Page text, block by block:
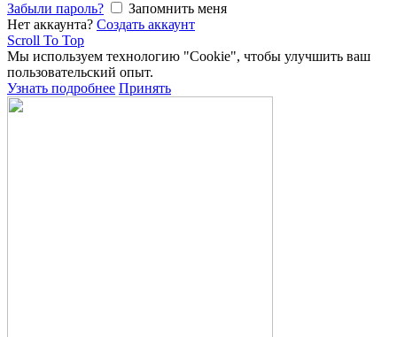
Забыли пароль?
Запомнить меня
Нет аккаунта? Создать аккаунт
Scroll To Top
Мы используем технологию "Cookie", чтобы улучшить ваш
пользовательский опыт.
Узнать подробнее Принять